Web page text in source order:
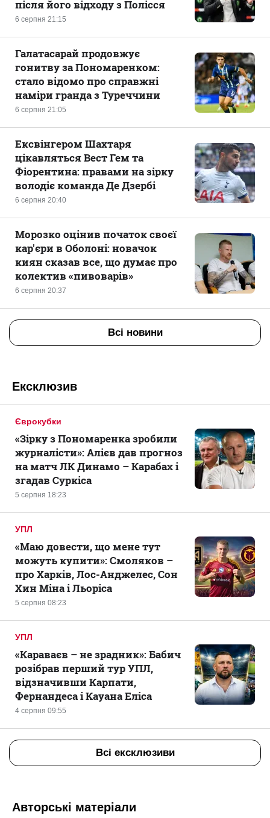
6 серпня 21:15
після його відходу з Полісся
6 серпня 21:05
Галатасарай продовжує
гонитву за Пономаренком:
стало відомо про справжні
наміри гранда з Туреччини
6 серпня 20:40
Ексвінгером Шахтаря
цікавляться Вест Гем та
Фіорентина: правами на зірку
володіє команда Де Дзербі
6 серпня 20:37
Морозко оцінив початок своєї
кар'єри в Оболоні: новачок
киян сказав все, що думає про
колектив «пивоварів»
Всі новини
Ексклюзив
Єврокубки
5 серпня 18:23
«Зірку з Пономаренка зробили
журналісти»: Алієв дав прогноз
на матч ЛК Динамо – Карабах і
згадав Суркіса
УПЛ
5 серпня 08:23
«Маю довести, що мене тут
можуть купити»: Смоляков –
про Харків, Лос-Анджелес, Сон
Хин Міна і Льоріса
УПЛ
4 серпня 09:55
«Караваєв – не зрадник»: Бабич
розібрав перший тур УПЛ,
відзначивши Карпати,
Фернандеса і Кауана Еліса
Всі ексклюзиви
Авторські матеріали